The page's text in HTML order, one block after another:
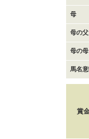
母
母の父
母の母
馬名
賞